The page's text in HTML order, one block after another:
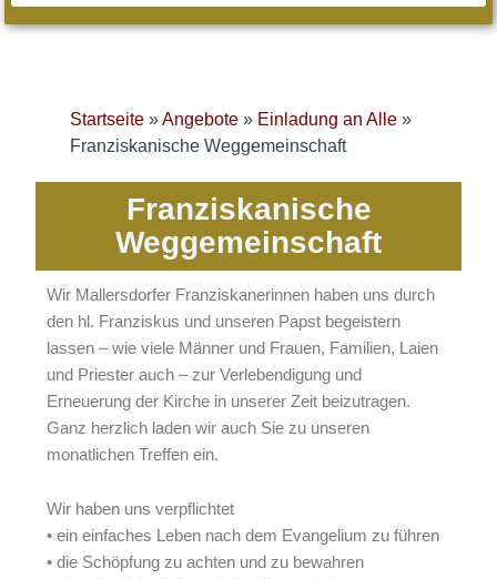
Startseite »Angebote » Einladung an Alle »
Franziskanische Weggemeinschaft
Franziskanische
Weggemeinschaft
Wir Mallersdorfer Franziskanerinnen haben uns durch
den hl. Franziskus und unseren Papst begeistern
lassen – wie viele Männer und Frauen, Familien, Laien
und Priester auch – zur Verlebendigung und
Erneuerung der Kirche in unserer Zeit beizutragen.
Ganz herzlich laden wir auch Sie zu unseren
monatlichen Treffen ein.
Wir haben uns verpflichtet
• ein einfaches Leben nach dem Evangelium zu führen
• die Schöpfung zu achten und zu bewahren